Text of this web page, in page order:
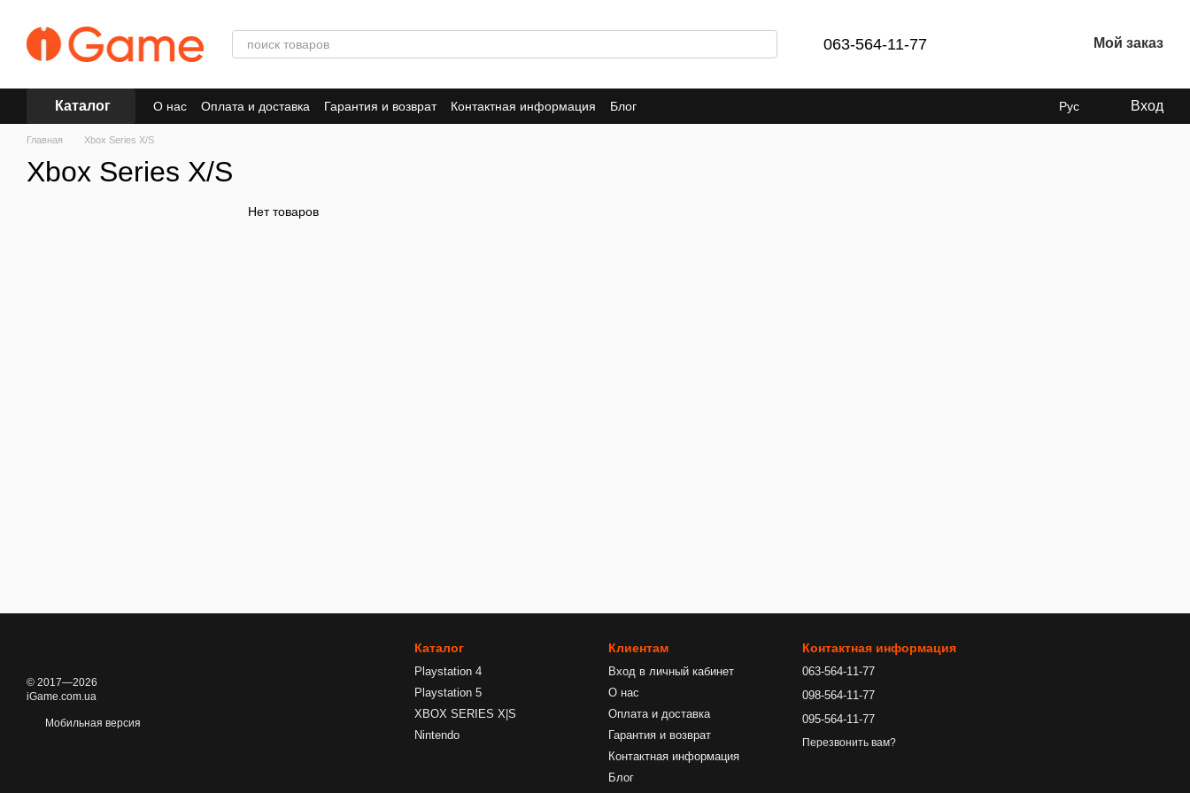
063-564-11-77 Мой заказ
Каталог О нас Оплата и доставка Гарантия и возврат Контактная информация Блог Рус Вход
Главная Xbox Series X/S
Xbox Series X/S
Нет товаров
© 2017—2026
iGame.com.ua
Мобильная версия
Каталог
Playstation 4
Playstation 5
XBOX SERIES X|S
Nintendo
Клиентам
Вход в личный кабинет
О нас
Оплата и доставка
Гарантия и возврат
Контактная информация
Блог
Контактная информация
063-564-11-77
098-564-11-77
095-564-11-77
Перезвонить вам?